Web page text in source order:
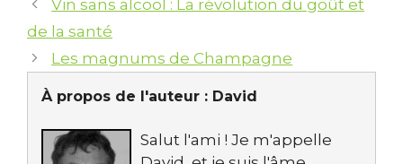
Vin sans alcool : La révolution du goût et
de la santé
Les magnums de Champagne
À propos de l'auteur : David
Salut l'ami ! Je m'appelle